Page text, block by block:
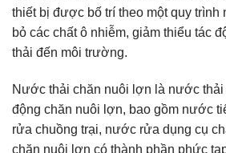
thiết bị được bố trí theo một quy trình
bỏ các chất ô nhiễm, giảm thiểu tác
thải đến môi trường.
Nước thải chăn nuôi lợn là nước
động chăn nuôi lợn, bao gồm nước
rửa chuồng trại, nước rửa dụng cụ
chăn nuôi lợn có thành phần phức